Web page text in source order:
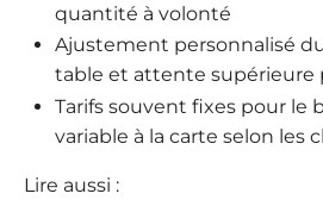
quantité à volonté
Ajustement personnalisé
table et attente supérieure
Tarifs souvent fixes pour le
variable à la carte selon les
Lire aussi :